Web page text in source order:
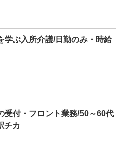
学ぶ入所介護/日勤のみ・時給
受付・フロント業務/50～60代
チカ